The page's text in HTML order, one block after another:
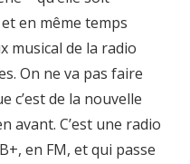
en même temps
musical de la radio
On ne va pas faire
c’est de la nouvelle
avant. C’est une radio
en FM, et qui passe